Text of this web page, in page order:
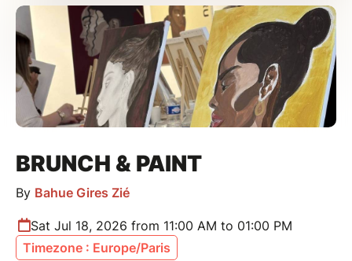
BRUNCH & PAINT
By Bahue Gires Zié
Sat Jul 18, 2026 from 11:00 AM to 01:00 PM
Timezone : Europe/Paris